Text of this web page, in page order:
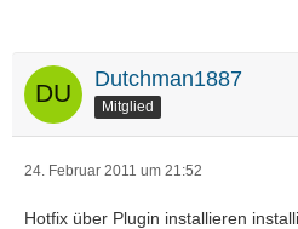
Dutchman1887
Mitglied
24. Februar 2011 um 21:52
Hotfix über Plugin installieren